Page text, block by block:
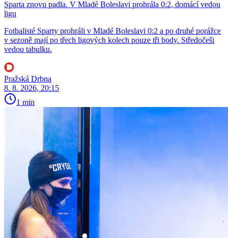
Sparta znovu padla. V Mladé Boleslavi prohrála 0:2, domácí vedou
ligu
Fotbalisté Sparty prohráli v Mladé Boleslavi 0:2 a po druhé porážce
v sezoně mají po třech ligových kolech pouze tři body. Středočeši
vedou tabulku.
Pražská Drbna
8. 8. 2026, 20:15
1 min